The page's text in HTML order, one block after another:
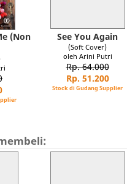
(Non
See You Again
(Soft Cover)
oleh Arini Putri
Rp. 64.000
Rp. 51.200
Stock di Gudang Supplier